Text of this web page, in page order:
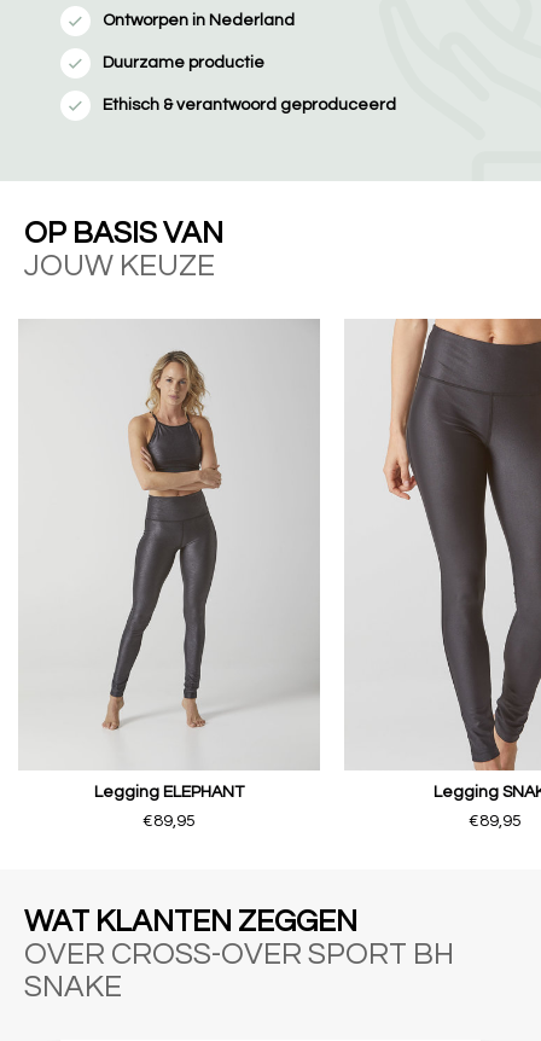
Ontworpen in Nederland
Duurzame productie
Ethisch & verantwoord geproduceerd
OP BASIS VAN
JOUW KEUZE
Legging ELEPHANT
€89,95
Legging
€89,95
WAT KLANTEN ZEGGEN
OVER CROSS-OVER SPORT BH
SNAKE